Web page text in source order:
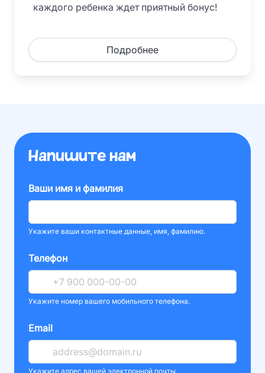
каждого ребенка ждет приятный бонус!
Подробнее
Напишите нам
Ваши имя и фамилия
Укажите ваши контактные данные, имя, фамилию.
Телефон
Укажите номер вашего мобильного телефона.
Email
Укажите адрес вашей электронной почты.